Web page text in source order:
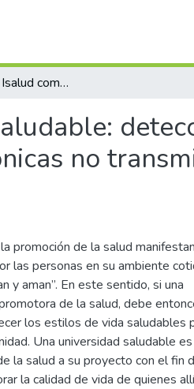
La Universidad Isalud como universidad saludable: detección de factores de riesgo para enfermedades crónicas no transmisibles en alumnos
no
promoción de la salud
las personas en su ambiente
y aman”. En este sentido, si una
de la salud, debe
los estilos de vida saludables
Una universidad saludable es
la salud a su proyecto con el fin
la calidad de vida de quienes allí